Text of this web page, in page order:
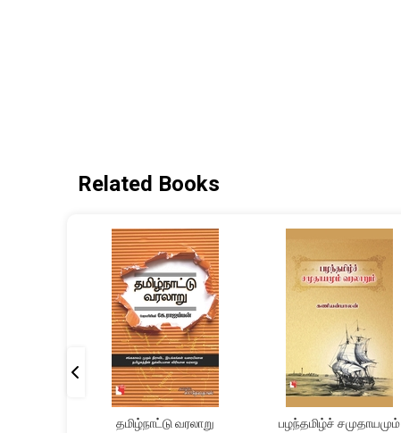
Related Books
தமிழ்நாட்டு வரலாறு
பழந்தமிழ்ச் சமுதாயமும்